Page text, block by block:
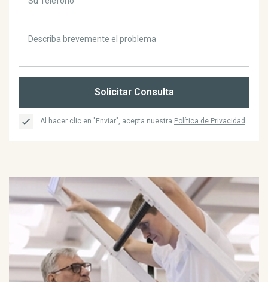
Solicitar Consulta
Al hacer clic en "Enviar", acepta nuestra Política de Privacidad